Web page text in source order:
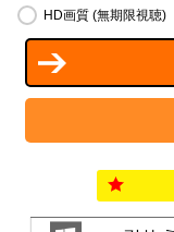
HD画質 (無期限視聴)